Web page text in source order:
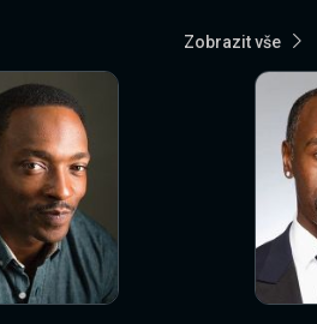
Zobrazit vše